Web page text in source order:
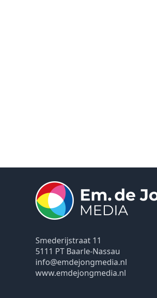
Smederijstraat 11
5111 PT Baarle-Nassau
info@emdejongmedia.nl
www.emdejongmedia.nl